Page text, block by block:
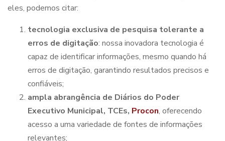
eles, podemos citar:
tecnologia exclusiva de pesquisa tolerante a
erros de digitação: nossa inovadora tecnologia é
capaz de identificar informações, mesmo quando há
erros de digitação, garantindo resultados precisos e
confiáveis;
ampla abrangência de Diários do Poder
Executivo Municipal, TCEs, Procon, oferecendo
acesso a uma variedade de fontes de informações
relevantes;